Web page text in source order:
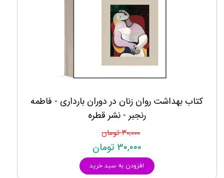
کتاب بهداشت روان زنان در دوران بارداری - فاطمه
رنجبر - نشر قطره
۳۰,۰۰۰ تومان
۳۰,۰۰۰ تومان
افزودن به سبد خرید